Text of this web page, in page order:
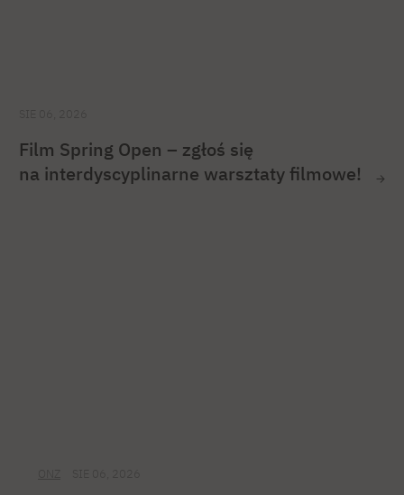
Film Spring Open – zgłoś się
na interdyscyplinarne warsztaty filmowe!